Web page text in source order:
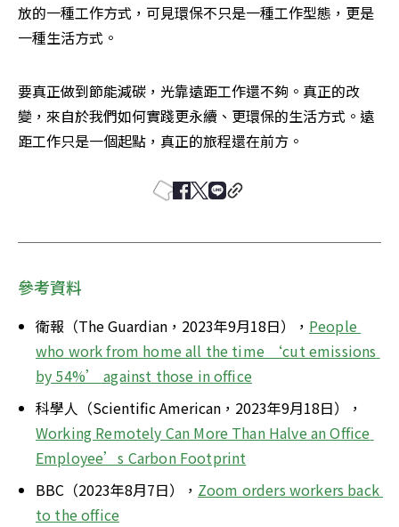
放的一種工作方式，可見環保不只是一種工作型態，更是
一種生活方式。
要真正做到節能減碳，光靠遠距工作還不夠。真正的改
變，來自於我們如何實踐更永續、更環保的生活方式。遠
距工作只是一個起點，真正的旅程還在前方。
參考資料
衛報（The Guardian，2023年9月18日）， People
who work from home all the time ‘cut emissions
by 54%’ against those in office
科學人（Scientific American，2023年9月18日），
Working Remotely Can More Than Halve an Office
Employee’s Carbon Footprint
BBC（2023年8月7日）， Zoom orders workers back
to the office